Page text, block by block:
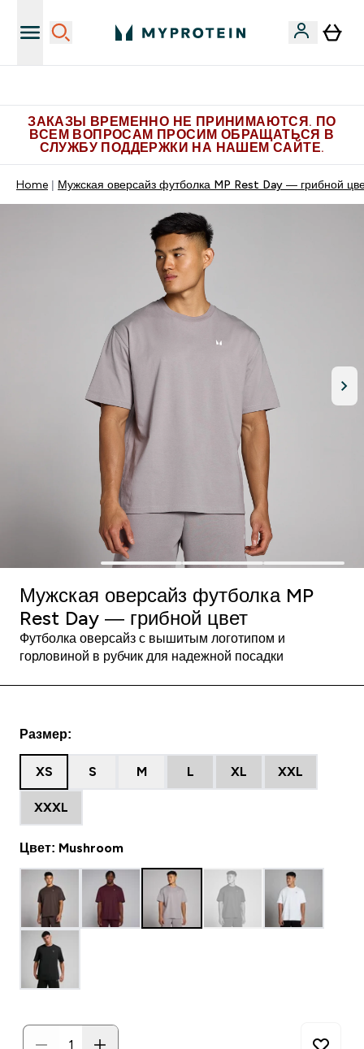
ЗАКАЗЫ ВРЕМЕННО НЕ ПРИНИМАЮТСЯ. ПО
ВСЕМ ВОПРОСАМ ПРОСИМ ОБРАЩАТЬСЯ В
СЛУЖБУ ПОДДЕРЖКИ НА НАШЕМ САЙТЕ.
Home Мужская оверсайз футболка MP Rest Day — грибной
Мужская оверсайз футболка MP
Rest Day — грибной цвет
Футболка оверсайз с вышитым логотипом и
горловиной в рубчик для надежной посадки
Размер:
XS S M L XL XXL
XXXL
Цвет: Mushroom